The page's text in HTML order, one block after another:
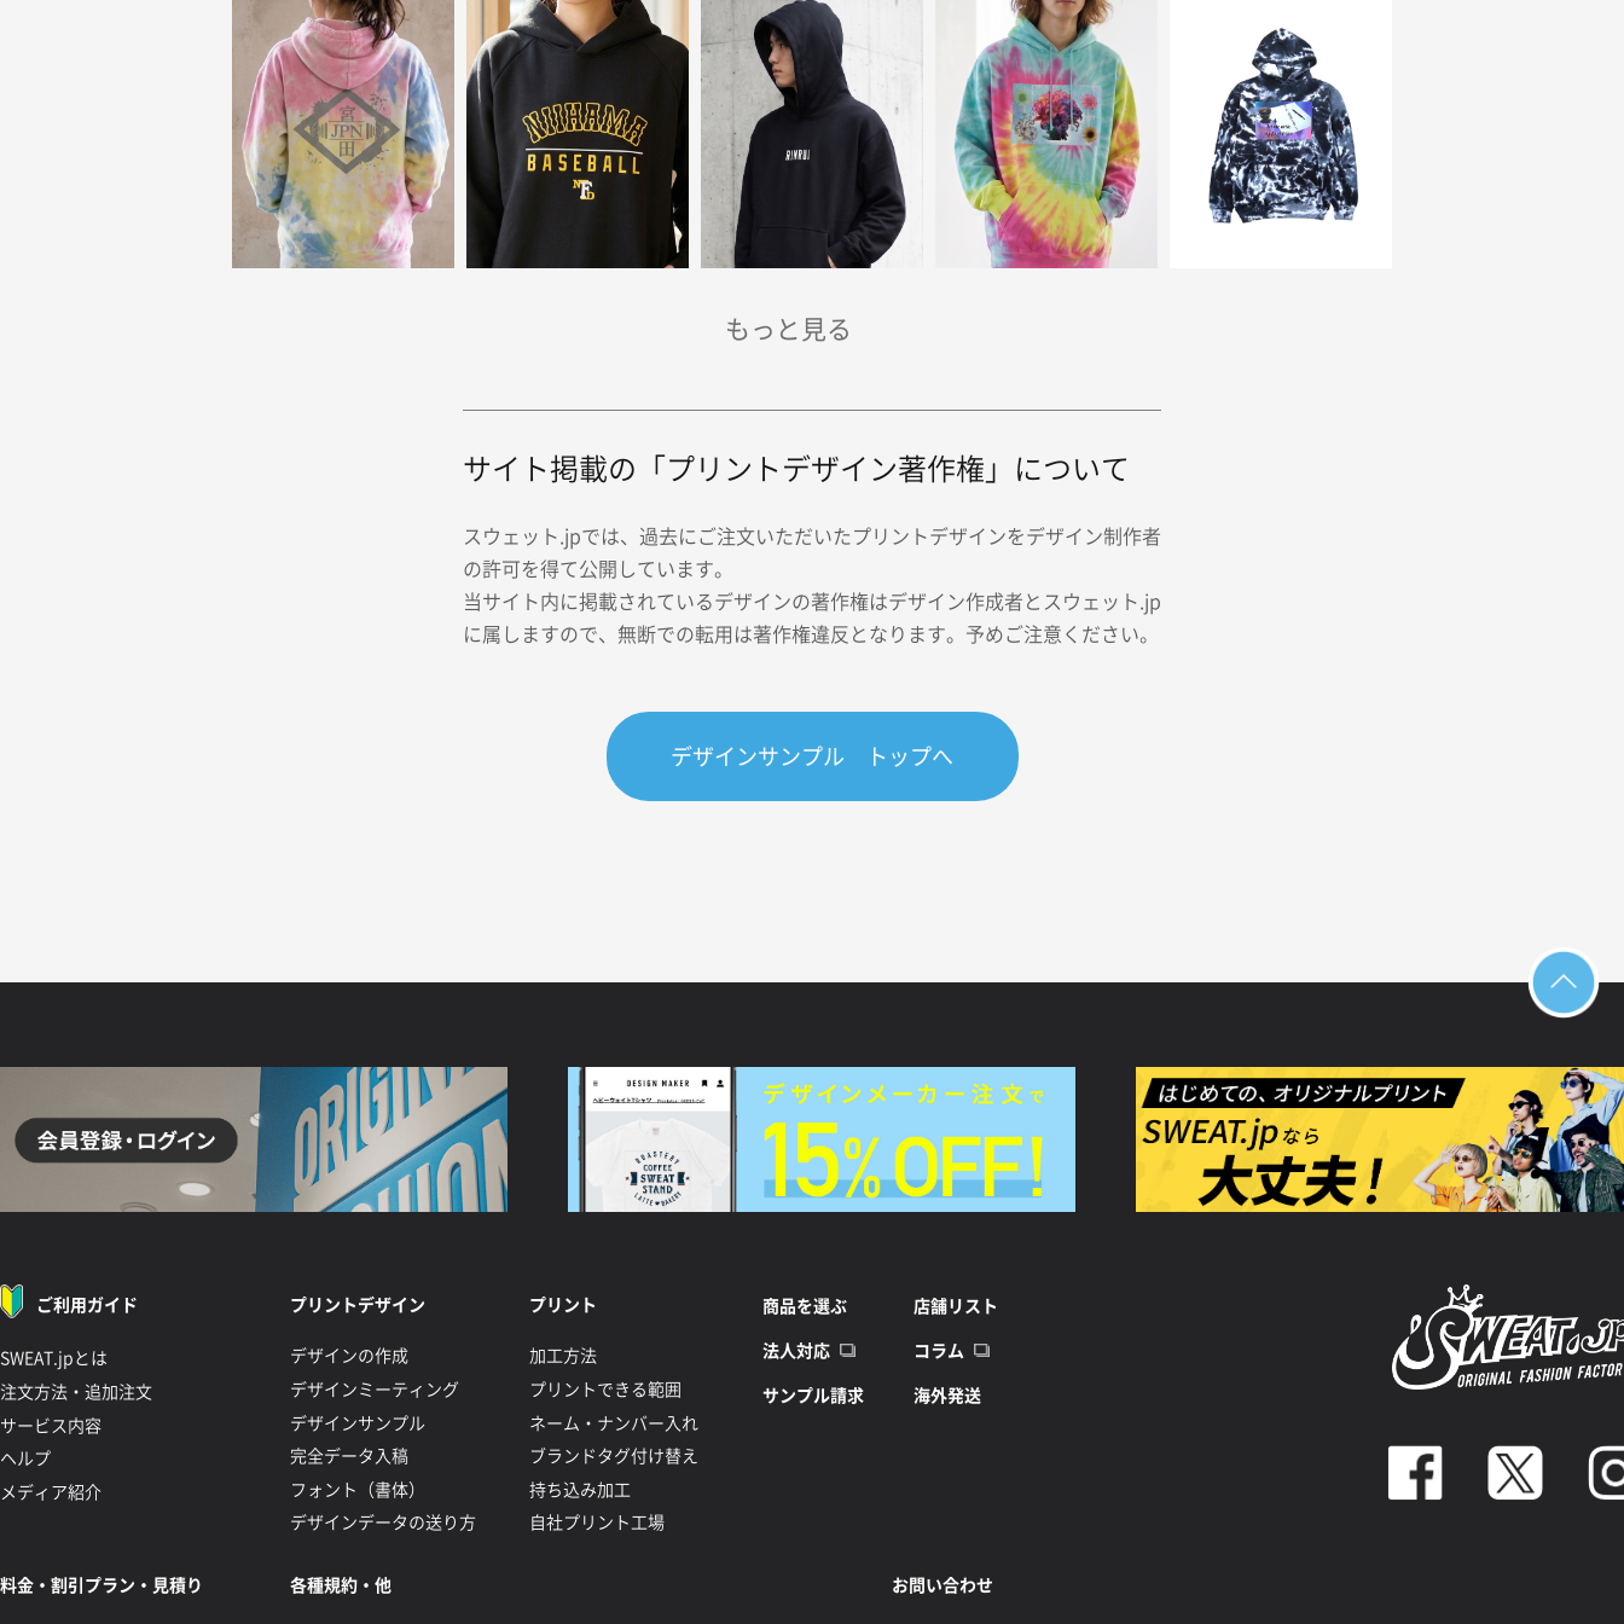
サイト掲載の「プリントデザイン著作権」について
スウェット.jpでは、過去にご注文いただいたプリントデザインをデザイン制作者
の許可を得て公開しています。
当サイト内に掲載されているデザインの著作権はデザイン作成者とスウェット.jp
に属しますので、無断での転用は著作権違反となります。予めご注意ください。
デザインサンプル トップへ
ご利用ガイド
SWEAT.jpとは
注文方法・追加注文
サービス内容
ヘルプ
メディア紹介
プリントデザイン
デザインの作成
デザインミーティング
デザインサンプル
完全データ入稿
フォント（書体）
デザインデータの送り方
プリント
加工方法
プリントできる範囲
ネーム・ナンバー入れ
ブランドタグ付け替え
持ち込み加工
自社プリント工場
商品を選ぶ
法人対応
サンプル請求
店舗リスト
コラム
海外発送
料金・割引プラン・見積り 各種規約・他 お問い合わせ